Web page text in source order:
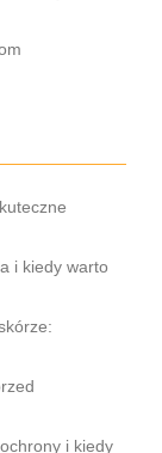
i kiedy warto
i kiedy